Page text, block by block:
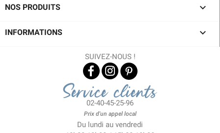
NOS PRODUITS 
INFORMATIONS 
SUIVEZ-NOUS !
Service clients
02-40-45-25-96
Prix d'un appel local
Du lundi au vendredi